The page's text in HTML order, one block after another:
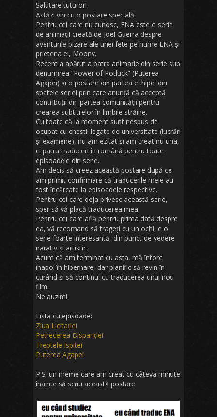
Salutare tuturor!
Astăzi vin cu o postare specială.
Pentru cei care nu cunosc, ENA este o serie
de animații creată de Joel Guerra despre
aventurile bizare ale unei fete pe nume ENA și
prietena ei, Moony.
Recent a apărut a patra animație din serie sub
denumirea “Power of Potluck” (Puterea
Agapei) și o postare din partea echipei din
spatele seriei prin care anunță că acceptă
contribuții din partea comunității pentru
crearea subtitrelor în limbile străine.
Cu toate că la moment sunt nespus de
ocupat cu chestii legate de universitate (lucrări
și examene), nu am ezitat și am creat nu una,
ci patru traduceri în română pentru toate
episoadele din serie.
Am decis să creez această postare după ce
am primit confirmare că traducerile mele au
fost încărcate la episoadele respective.
Pentru cei care deja privesc această serie,
sper să vă placă traducerea mea.
Pentru cei care află pentru prima dată despre
ea, vă recomand să trageți cu un ochi, e o
serie foarte interesantă, din punct de vedere
narativ și artistic.
Acum că am terminat cu asta, mă întorc
înapoi în hibernare, dar planific să revin în
curând și să continui cu traducerea unui nou
film.
Ne auzim!
Lista cu episoade:
Ziua Licitației
Petrecerea Dispariției
Treptele Ispitei
Puterea Agapei
P.S. un meme care am creat cu câteva minute
înainte să scriu această postare